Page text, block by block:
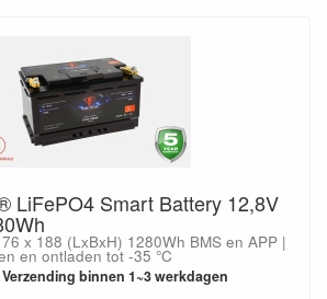
LiFePO4 Smart Battery 12,8V
x 188 (LxBxH) 1280Wh BMS en APP |
en ontladen tot -35 °C
binnen 1~3 werkdagen